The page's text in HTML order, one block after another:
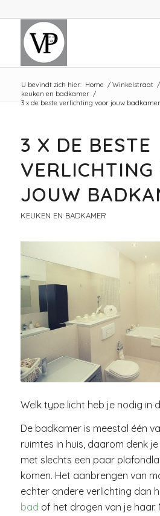
U bevindt zich hier: Home / Winkelstraat /
keuken en badkamer /
3 x de beste verlichting voor jouw badkamer
3 X DE BESTE
VERLICHTING
JOUW
KEUKEN EN BADKAMER
Welk type licht heb je nodig in
De badkamer is meestal één
ruimtes in huis, daarom denk
met slechts een paar
komen. Het aanbrengen van
echter andere verlichting dan
bad of het drogen van je haar.